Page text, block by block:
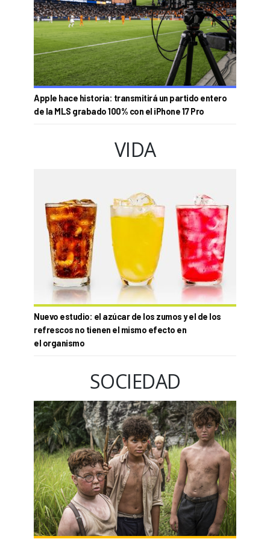
Apple hace historia: transmitirá un partido entero
de la MLS grabado 100% con el iPhone 17 Pro
VIDA
Nuevo estudio: el azúcar de los zumos y el de los
refrescos no tienen el mismo efecto en
el organismo
SOCIEDAD